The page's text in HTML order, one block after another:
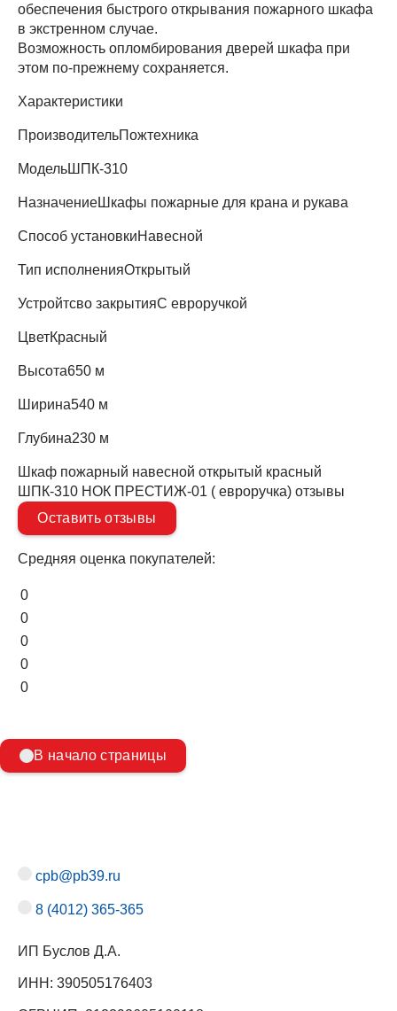
обеспечения быстрого открывания пожарного шкафа
в экстренном случае.
Возможность опломбирования дверей шкафа при
этом по-прежнему сохраняется.
Характеристики
ПроизводительПожтехника
МодельШПК-310
НазначениеШкафы пожарные для крана и рукава
Способ установкиНавесной
Тип исполненияОткрытый
Устройтсво закрытияС евроручкой
ЦветКрасный
Высота650 м
Ширина540 м
Глубина230 м
Шкаф пожарный навесной открытый красный
ШПК-310 НОК ПРЕСТИЖ-01 ( евроручка) отзывы
Оставить отзывы
Средняя оценка покупателей:
0
0
0
0
0
В начало страницы
cpb@pb39.ru
8 (4012) 365-365
ИП Буслов Д.А.
ИНН: 390505176403